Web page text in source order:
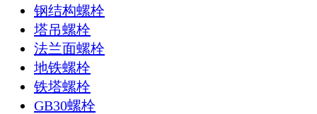
钢结构螺栓
塔吊螺栓
法兰面螺栓
地铁螺栓
铁塔螺栓
GB30螺栓